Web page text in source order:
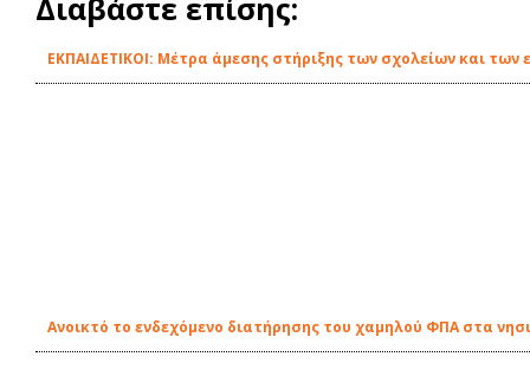
Διαβάστε επίσης:
EΚΠΑΙΔΕΤΙΚΟΙ: Μέτρα άμεσης στήριξης των σχολείων και
Ανοικτό το ενδεχόμενο διατήρησης του χαμηλού ΦΠΑ στα